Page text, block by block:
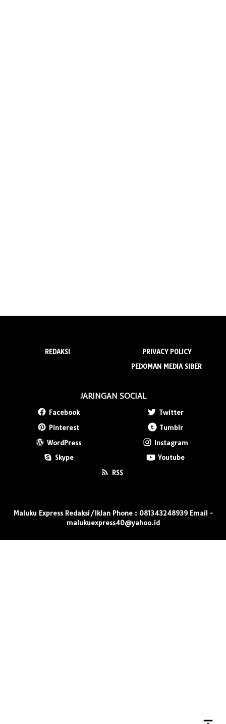
REDAKSI
PRIVACY POLICY
PEDOMAN MEDIA SIBER
JARINGAN SOCIAL
Facebook
Twitter
Pinterest
Tumblr
WordPress
Instagram
Skype
Youtube
RSS
Maluku Express Redaksi/Iklan Phone : 081343248939 Email -
malukuexpress40@yahoo.id